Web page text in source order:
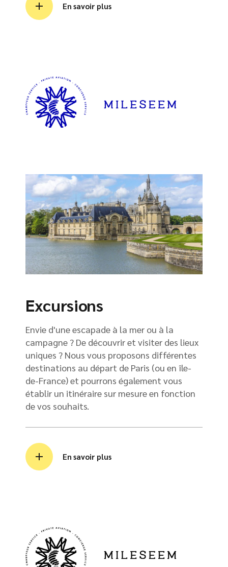
En savoir plus
Excursions
Envie d'une escapade à la mer ou à la
campagne ? De découvrir et visiter des lieux
uniques ? Nous vous proposons différentes
destinations au départ de Paris (ou en île-
de-France) et pourrons également vous
établir un itinéraire sur mesure en fonction
de vos souhaits.
En savoir plus